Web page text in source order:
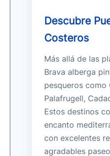
Descubre
Costeros
Más allá de las
Brava alberga
pesqueros como
Palafrugell,
Estos destinos
encanto
con excelentes
agradables